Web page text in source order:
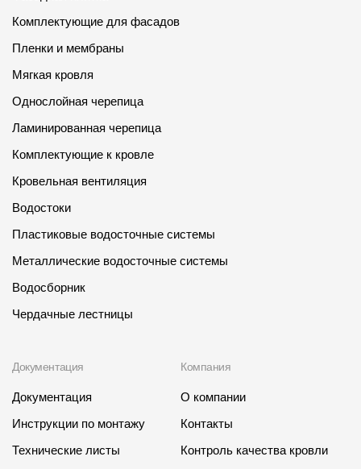
Комплектующие для фасадов
Пленки и мембраны
Мягкая кровля
Однослойная черепица
Ламинированная черепица
Комплектующие к кровле
Кровельная вентиляция
Водостоки
Пластиковые водосточные системы
Металлические водосточные системы
Водосборник
Чердачные лестницы
Документация
Документация
Инструкции по монтажу
Технические листы
Компания
О компании
Контакты
Контроль качества кровли